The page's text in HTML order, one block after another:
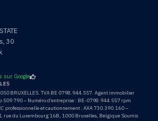
30
sur Google
BRUXELLES. TVA BE 0798.944.557. Agent immobilier
509 790 – Numéro d’entreprise : BE-0798.944.557 rpm
professionnelle et cautionnement : AXA 730.390.160 –
rue du Luxembourg 16B, 1000 Bruxelles, Belgique Soumis